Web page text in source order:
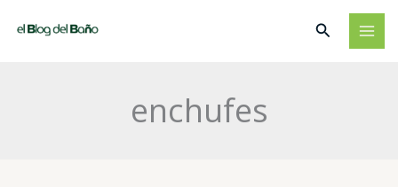
Buscar
enchufes